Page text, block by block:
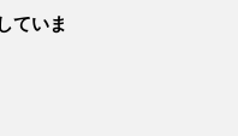
ていま